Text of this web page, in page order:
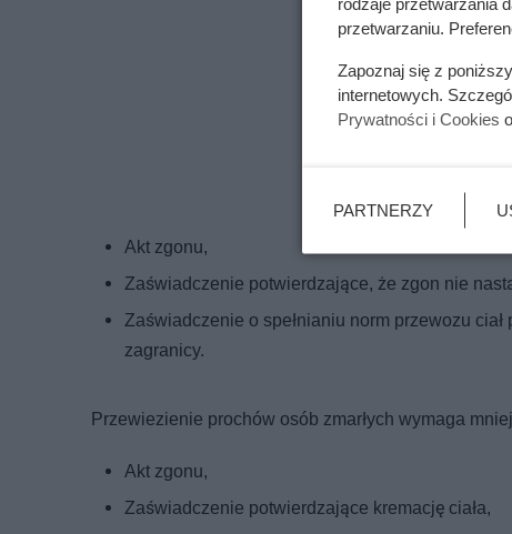
Akt zgonu,
Zaświadczenie potwierdzające, że zgon nie
Zaświadczenie o spełnianiu norm przewozu
zagranicy.
Przewiezienie prochów osób zmarłych wymaga
Akt zgonu,
Zaświadczenie potwierdzające kremację ciała,
przetwarzaniu.
Zapoznaj się z
internetowych.
Prywatności i Cookies
PARTNERZY